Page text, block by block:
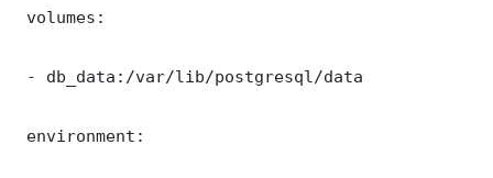
volumes:
- db_data:/var/lib/postgresql/data
environment: